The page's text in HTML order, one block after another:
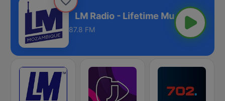
Radio
87.8 FM